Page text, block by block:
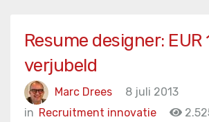
Resume designer: EUR
verjubeld
Marc Drees
8 juli 2013
in Recruitment innovatie